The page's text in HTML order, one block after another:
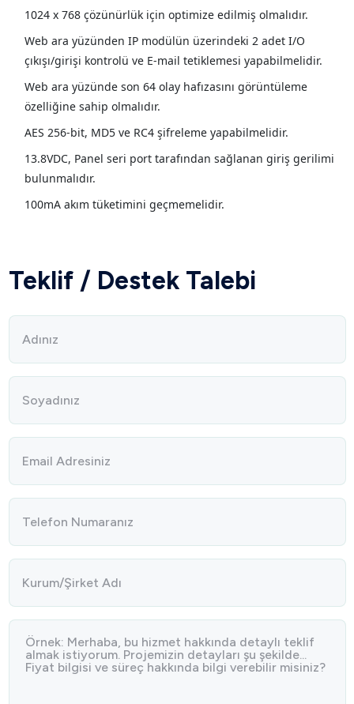
1024 x 768 çözünürlük için optimize edilmiş olmalıdır.
Web ara yüzünden IP modülün üzerindeki 2 adet I/O
çıkışı/girişi kontrolü ve E-mail tetiklemesi yapabilmelidir.
Web ara yüzünde son 64 olay hafızasını görüntüleme
özelliğine sahip olmalıdır.
AES 256-bit, MD5 ve RC4 şifreleme yapabilmelidir.
13.8VDC, Panel seri port tarafından sağlanan giriş gerilimi
bulunmalıdır.
100mA akım tüketimini geçmemelidir.
Teklif / Destek Talebi